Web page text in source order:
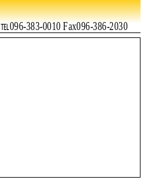
℡096-383-0010 Fax096-386-2030